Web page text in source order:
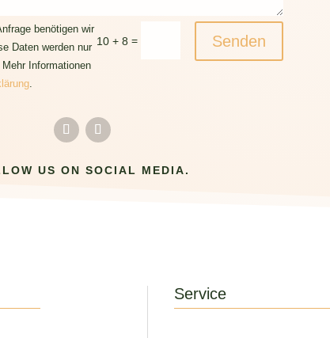
10 + 8 = Senden
benötigen wir
Daten werden nur
Informationen
.
US ON SOCIAL MEDIA.
Service